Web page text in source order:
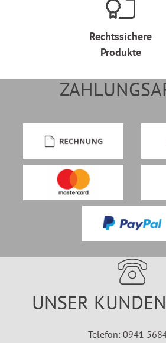
Rechtssichere
Produkte
UNSER
Telefon: 0941